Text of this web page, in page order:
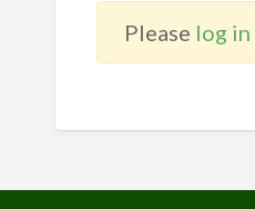
Please log in